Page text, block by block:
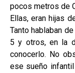
pocos metros de
Ellas, eran hijas
Tanto hablaban
5 y otros, en la
conocerlo. No
ese sueño